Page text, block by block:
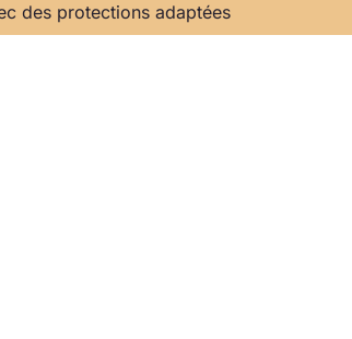
des protections adaptées